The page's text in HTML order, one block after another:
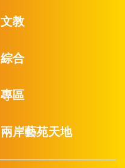
文教
綜合
專區
兩岸藝苑天地